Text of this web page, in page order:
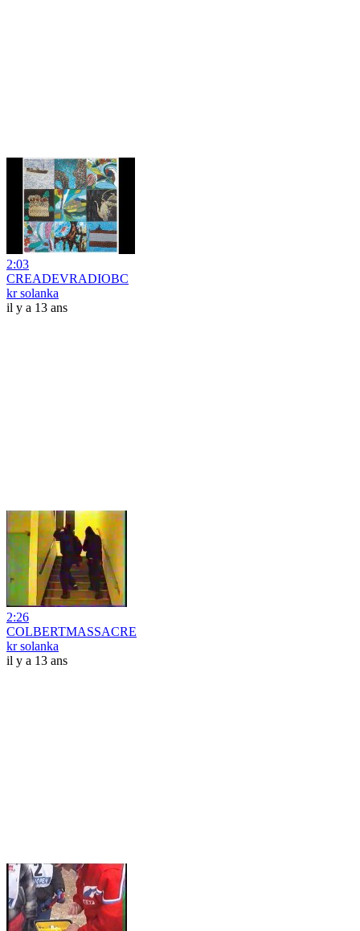
2:03
CREADEVRADIOBC
kr solanka
il y a 13 ans
2:26
COLBERTMASSACRE
kr solanka
il y a 13 ans